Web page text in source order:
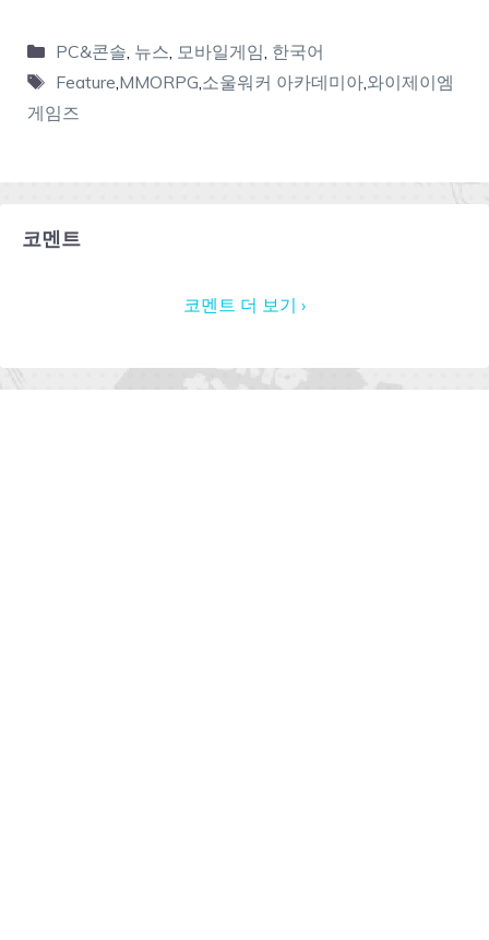
PC&콘솔, 뉴스, 모바일게임, 한국어
Feature,MMORPG,소울워커 아카데미아,와이제이엠
게임즈
코멘트
코멘트 더 보기 ›